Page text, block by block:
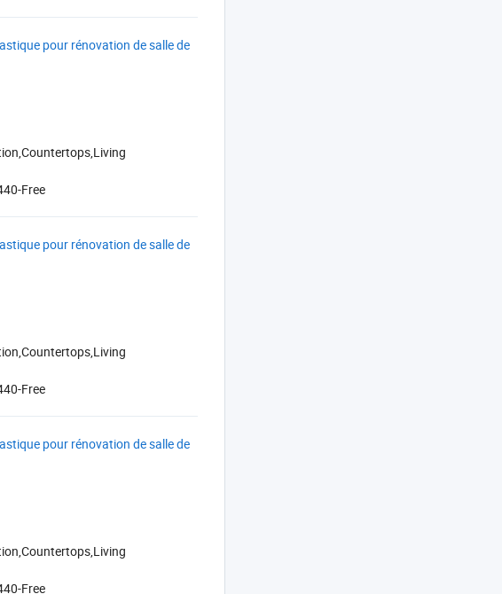
pour rénovation de salle de
Free
pour rénovation de salle de
Free
pour rénovation de salle de
Free